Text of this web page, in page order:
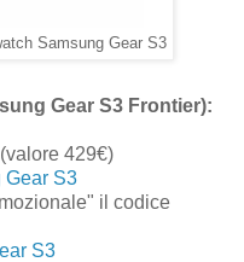
Samsung Gear S3
Gear S3 Frontier):
429€)
Gear S3
il codice
S3